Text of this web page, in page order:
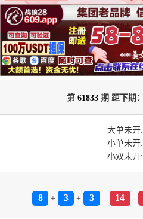
第 61833期 距下期：
大单未开:
小单未开:
小双未开:
8 + 3 + 3 = 14 -